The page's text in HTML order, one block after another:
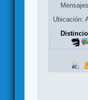
Ubicación: